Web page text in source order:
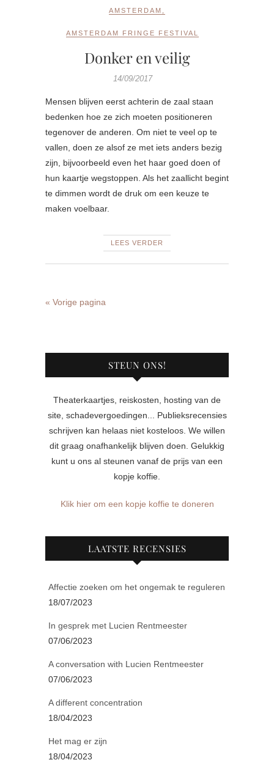
AMSTERDAM ,
AMSTERDAM FRINGE FESTIVAL
Donker en veilig
14/09/2017
Mensen blijven eerst achterin de zaal staan
bedenken hoe ze zich moeten positioneren
tegenover de anderen. Om niet te veel op te
vallen, doen ze alsof ze met iets anders bezig
zijn, bijvoorbeeld even het haar goed doen of
hun kaartje wegstoppen. Als het zaallicht begint
te dimmen wordt de druk om een keuze te
maken voelbaar.
LEES VERDER
« Vorige pagina
STEUN ONS!
Theaterkaartjes, reiskosten, hosting van de
site, schadevergoedingen... Publieksrecensies
schrijven kan helaas niet kosteloos. We willen
dit graag onafhankelijk blijven doen. Gelukkig
kunt u ons al steunen vanaf de prijs van een
kopje koffie.
Klik hier om een kopje koffie te doneren
LAATSTE RECENSIES
Affectie zoeken om het ongemak te reguleren
18/07/2023
In gesprek met Lucien Rentmeester
07/06/2023
A conversation with Lucien Rentmeester
07/06/2023
A different concentration
18/04/2023
Het mag er zijn
18/04/2023